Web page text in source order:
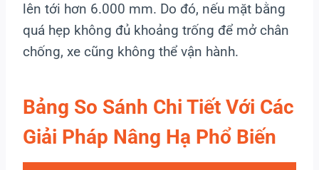
lên tới hơn 6.000 mm. Do đó, nếu mặt bằng
quá hẹp không đủ khoảng trống để mở chân
chống, xe cũng không thể vận hành.
Bảng So Sánh Chi Tiết Với Các
Giải Pháp Nâng Hạ Phổ Biến